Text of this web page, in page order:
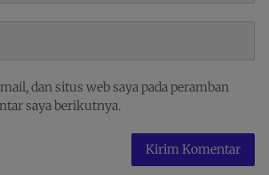
dan situs web saya pada peramban
saya berikutnya.